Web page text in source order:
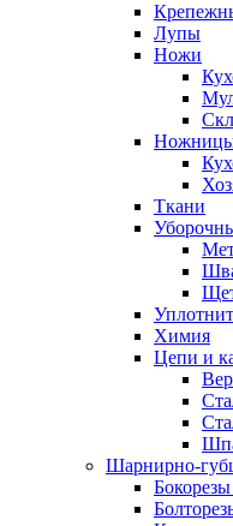
Лупы
Ножи
Ткани
Химия
Цепи и
Шарнирно-